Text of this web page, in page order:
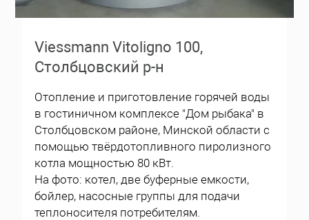
Viessmann Vitoligno 100,
Столбцовский р-н
Отопление и приготовление горячей воды
в гостиничном комплексе "Дом рыбака" в
Столбцовском районе, Минской области с
помощью твёрдотопливного пиролизного
котла мощностью 80 кВт.
На фото: котел, две буферные емкости,
бойлер, насосные группы для подачи
теплоносителя потребителям.